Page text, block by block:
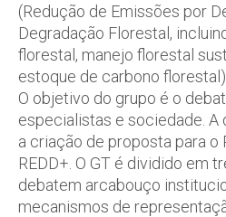
(Redução de Emissões por
Degradação Florestal,
florestal, manejo florestal
estoque de carbono florestal).
O objetivo do grupo é o
especialistas e sociedade. A
a criação de proposta para o
REDD+. O GT é dividido em
debatem arcabouço
mecanismos de